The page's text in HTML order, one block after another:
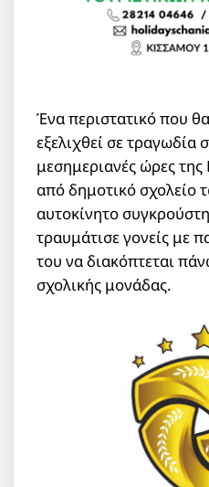
Ένα περιστατικό που
εξελιχθεί σε τραγωδία
μεσημεριανές ώρες
από δημοτικό σχολείο
αυτοκίνητο
τραυμάτισε γονείς με
του να διακόπτεται
σχολικής μονάδας.